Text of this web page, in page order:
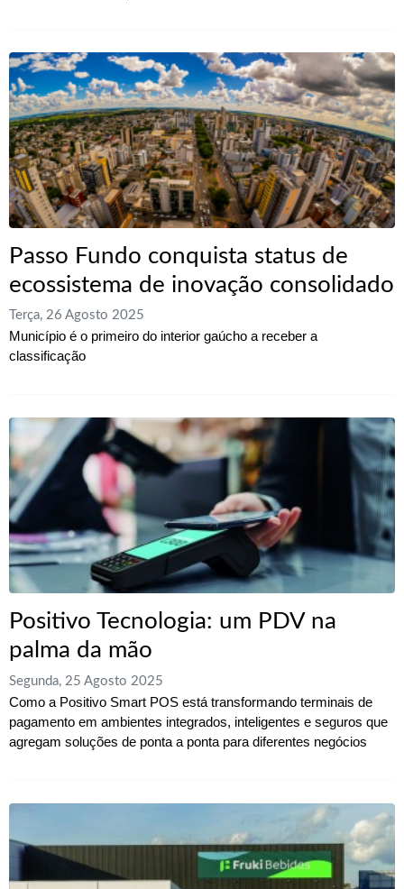
Passo Fundo conquista status de
ecossistema de inovação consolidado
Terça, 26 Agosto 2025
Município é o primeiro do interior gaúcho a receber a
classificação
Positivo Tecnologia: um PDV na
palma da mão
Segunda, 25 Agosto 2025
Como a Positivo Smart POS está transformando terminais de
pagamento em ambientes integrados, inteligentes e seguros que
agregam soluções de ponta a ponta para diferentes negócios